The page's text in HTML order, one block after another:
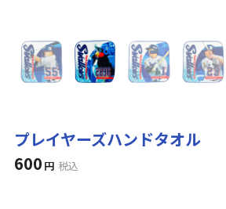
プレイヤーズハンドタオル
600 円 税込